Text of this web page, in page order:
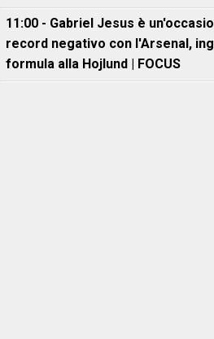
11:00 - Gabriel Jesus è
record negativo con l'Arsenal,
formula alla Hojlund | FOCUS